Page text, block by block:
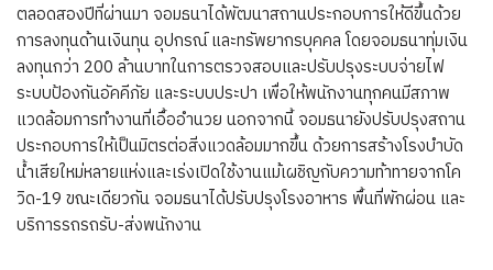
ตลอดสองปีที่ผ่านมา จอมธนาได้พัฒนาสถานประกอบการให้ดีขึ้นด้วย
การลงทุนด้านเงินทุน อุปกรณ์ และทรัพยากรบุคคล โดยจอมธนาทุ่มเงิน
ลงทุนกว่า 200 ล้านบาทในการตรวจสอบและปรับปรุงระบบจ่ายไฟ
ระบบป้องกันอัคคีภัย และระบบประปา เพื่อให้พนักงานทุกคนมีสภาพ
แวดล้อมการทำงานที่เอื้ออำนวย นอกจากนี้ จอมธนายังปรับปรุงสถาน
ประกอบการให้เป็นมิตรต่อสิ่งแวดล้อมมากขึ้น ด้วยการสร้างโรงบำบัด
น้ำเสียใหม่หลายแห่งและเร่งเปิดใช้งานแม้เผชิญกับความท้าทายจากโค
วิด-19 ขณะเดียวกัน จอมธนาได้ปรับปรุงโรงอาหาร พื้นที่พักผ่อน และ
บริการรถรถรับ-ส่งพนักงาน